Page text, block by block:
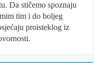
Da stičemo spoznaju
tim i do boljeg
proisteklog iz